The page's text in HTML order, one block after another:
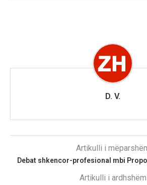
D. V.
Artikulli i
Debat shkencor-profesional mbi
Artikulli i ardhshëm